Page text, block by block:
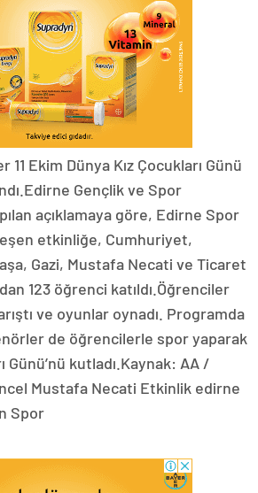
11 Ekim Dünya Kız Çocukları Günü
Gençlik ve Spor
açıklamaya göre, Edirne Spor
etkinliğe, Cumhuriyet,
Gazi, Mustafa Necati ve Ticaret
123 öğrenci katıldı.Öğrenciler
ve oyunlar oynadı. Programda
de öğrencilerle spor yaparak
Günü’nü kutladı.Kaynak: AA /
Mustafa Necati Etkinlik edirne
Spor